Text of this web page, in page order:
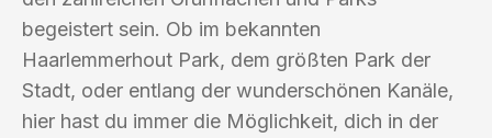
begeistert sein. Ob im bekannten
Haarlemmerhout Park, dem größten Park der
Stadt, oder entlang der wunderschönen Kanäle,
hier hast du immer die Möglichkeit, dich in der